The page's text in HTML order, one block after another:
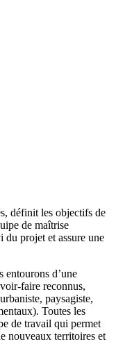
définit les objectifs de
de maîtrise
du projet et assure une
entourons d’une
faire reconnus,
paysagiste,
Toutes les
de travail qui permet
nouveaux territoires et